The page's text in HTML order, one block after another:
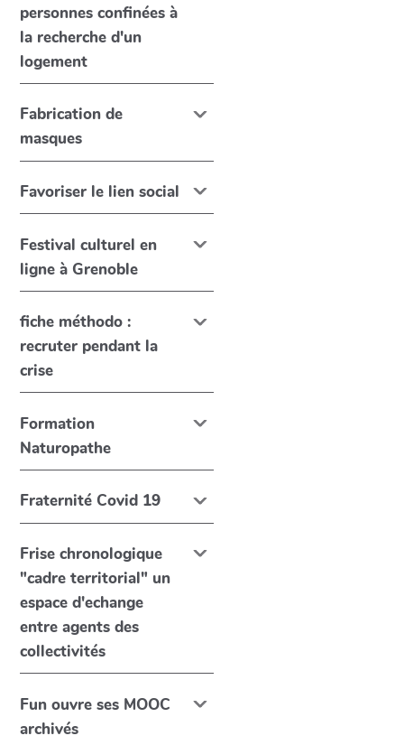
personnes confinées à
la recherche d'un
logement
Fabrication de
masques
Favoriser le lien social
Festival culturel en
ligne à Grenoble
fiche méthodo :
recruter pendant la
crise
Formation
Naturopathe
Fraternité Covid 19
Frise chronologique
"cadre territorial" un
espace d'echange
entre agents des
collectivités
Fun ouvre ses MOOC
archivés